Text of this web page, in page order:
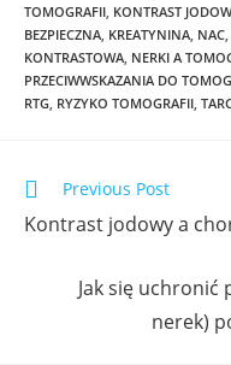
TOMOGRAFII KONTRAST
BEZPIECZNA KREATYNINA NAC
KONTRASTOWA NERKI A
PRZECIWWSKAZANIA DO
RTG RYZYKO TOMOGRAFII
Previous Post
Kontrast jodowy a
Jak się uchronić
nerek)